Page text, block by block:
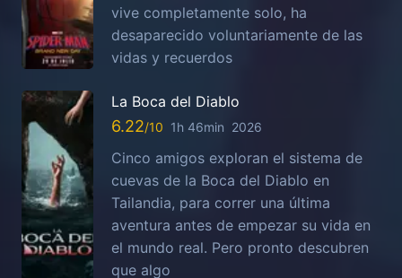
vive completamente solo, ha
desaparecido voluntariamente de las
vidas y recuerdos
La Boca del Diablo
6.22 1h 46min 2026
Cinco amigos exploran el sistema de
cuevas de la Boca del Diablo en
Tailandia, para correr una última
aventura antes de empezar su vida en
el mundo real. Pero pronto descubren
que algo